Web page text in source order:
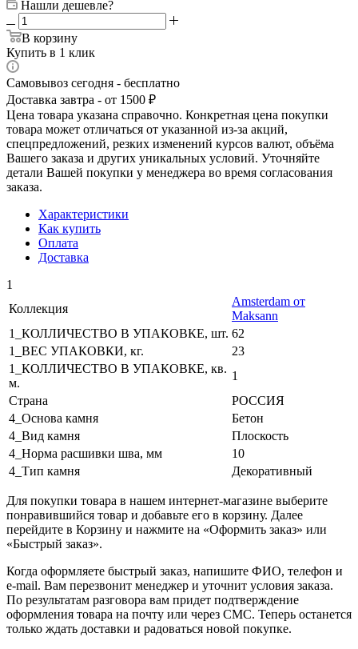
Нашли дешевле?
В корзину
Купить в 1 клик
Самовывоз сегодня - бесплатно
Доставка завтра - от 1500 ₽
Цена товара указана справочно. Конкретная цена покупки
товара может отличаться от указанной из-за акций,
спецпредложений, резких изменений курсов валют, объёма
Вашего заказа и других уникальных условий. Уточняйте
детали Вашей покупки у менеджера во время согласования
заказа.
Характеристики
Как купить
Оплата
Доставка
1
Коллекция
Amsterdam от
Maksann
1_КОЛЛИЧЕСТВО В УПАКОВКЕ, шт. 62
1_ВЕС УПАКОВКИ, кг.
23
1_КОЛЛИЧЕСТВО В УПАКОВКЕ, кв.
м.
1
Страна
РОССИЯ
4_Основа камня
Бетон
4_Вид камня
Плоскость
4_Норма расшивки шва, мм
10
4_Тип камня
Декоративный
Для покупки товара в нашем интернет-магазине выберите
понравившийся товар и добавьте его в корзину. Далее
перейдите в Корзину и нажмите на «Оформить заказ» или
«Быстрый заказ».
Когда оформляете быстрый заказ, напишите ФИО, телефон и
e-mail. Вам перезвонит менеджер и уточнит условия заказа.
По результатам разговора вам придет подтверждение
оформления товара на почту или через СМС. Теперь останется
только ждать доставки и радоваться новой покупке.